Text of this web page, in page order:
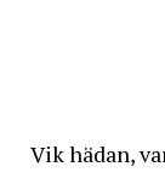
Vik hädan,